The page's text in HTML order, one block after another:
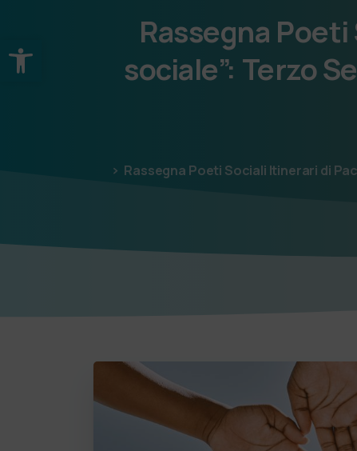
Apri la barra degli strumenti
Rassegna Poeti
sociale”: Terzo
Rassegna Poeti Sociali Itinerari di